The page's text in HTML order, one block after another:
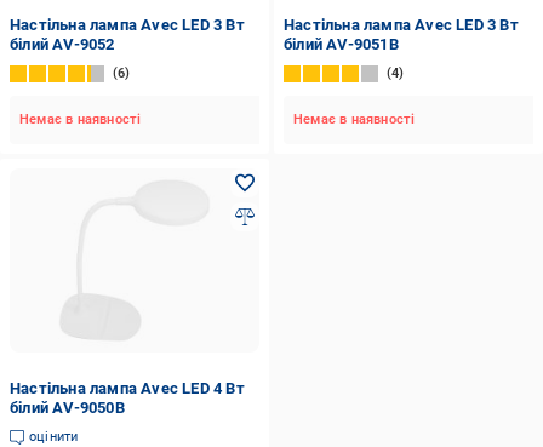
Настільна лампа Avec LED 3 Вт
білий AV-9052
6
Немає в наявності
Настільна лампа Avec LED 3 Вт
білий AV-9051B
4
Немає в наявності
Настільна лампа Avec LED 4 Вт
білий AV-9050B
оцінити